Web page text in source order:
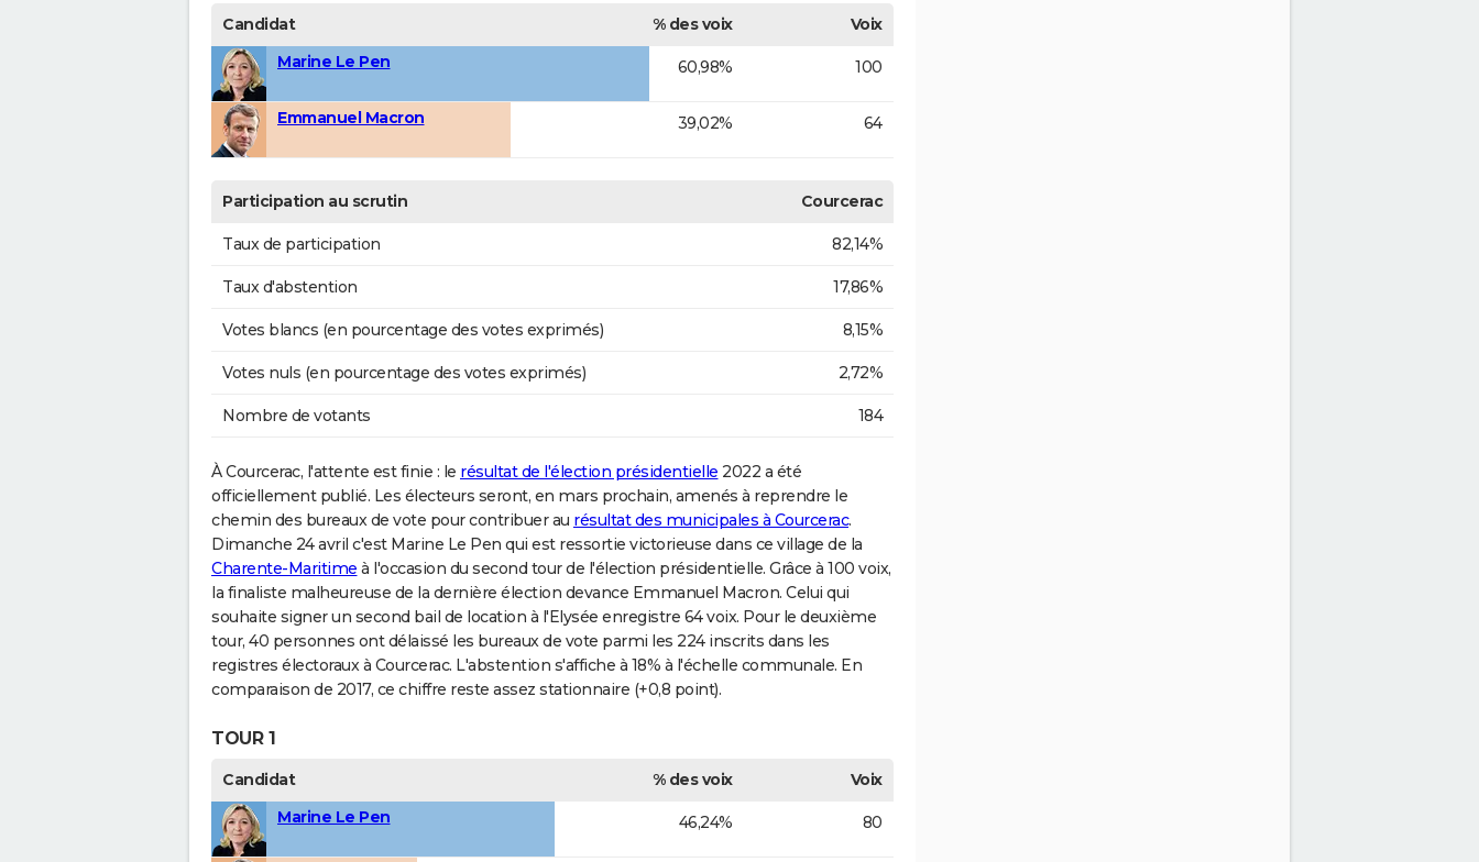
Candidat % des voix
Voix
Marine Le Pen
60,98% 100
Emmanuel Macron 39,02% 64
Participation au scrutin Courcerac
Taux de participation 82,14%
Taux d'abstention 17,86%
Votes blancs (en pourcentage des votes exprimés) 8,15%
Votes nuls (en pourcentage des votes exprimés) 2,72%
Nombre de votants 184
À Courcerac, l'attente est finie : le résultat de l'élection présidentielle 2022 a été
officiellement publié. Les électeurs seront, en mars prochain, amenés à reprendre le
chemin des bureaux de vote pour contribuer au résultat des municipales à Courcerac.
Dimanche 24 avril c'est Marine Le Pen qui est ressortie victorieuse dans ce village de la
Charente-Maritime à l'occasion du second tour de l'élection présidentielle. Grâce à 100 voix,
la finaliste malheureuse de la dernière élection devance Emmanuel Macron. Celui qui
souhaite signer un second bail de location à l'Elysée enregistre 64 voix. Pour le deuxième
tour, 40 personnes ont délaissé les bureaux de vote parmi les 224 inscrits dans les
registres électoraux à Courcerac. L'abstention s'affiche à 18% à l'échelle communale. En
comparaison de 2017, ce chiffre reste assez stationnaire (+0,8 point).
TOUR 1
Candidat % des voix
Voix
Marine Le Pen
46,24% 80